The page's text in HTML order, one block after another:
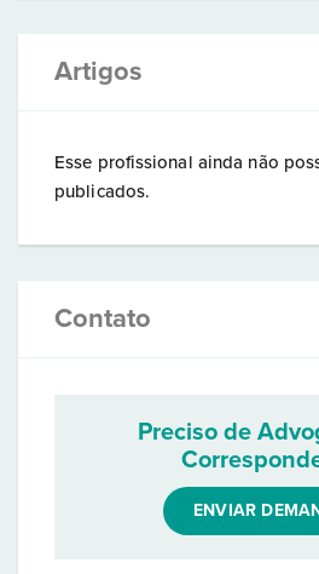
Artigos
Esse profissional ainda não
publicados.
Contato
Preciso de
ENVIAR